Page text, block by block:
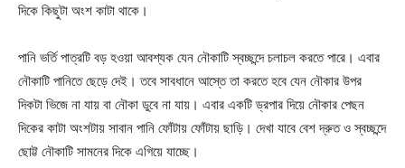
Champs21
দিকে কিছুটা অংশ কাটা থাকে।
পানি ভর্তি পাত্রটি বড় হওয়া আবশ্যক যেন নৌকাটি স্বচ্ছন্দে চলাচল করতে পারে। এবার
নৌকাটি পানিতে ছেড়ে দেই। তবে সাবধানে আস্তে তা করতে হবে যেন নৌকার উপর
দিকটা ভিজে না যায় বা নৌকা ডুবে না যায়। এবার একটি ড্রপার দিয়ে নৌকার পেছন
দিকের কাটা অংশটায় সাবান পানি ফোঁটায় ফোঁটায় ছাড়ি। দেখা যাবে বেশ দ্রুত ও স্বচ্ছন্দে
ছোট্ট নৌকাটি সামনের দিকে এগিয়ে যাচ্ছে।